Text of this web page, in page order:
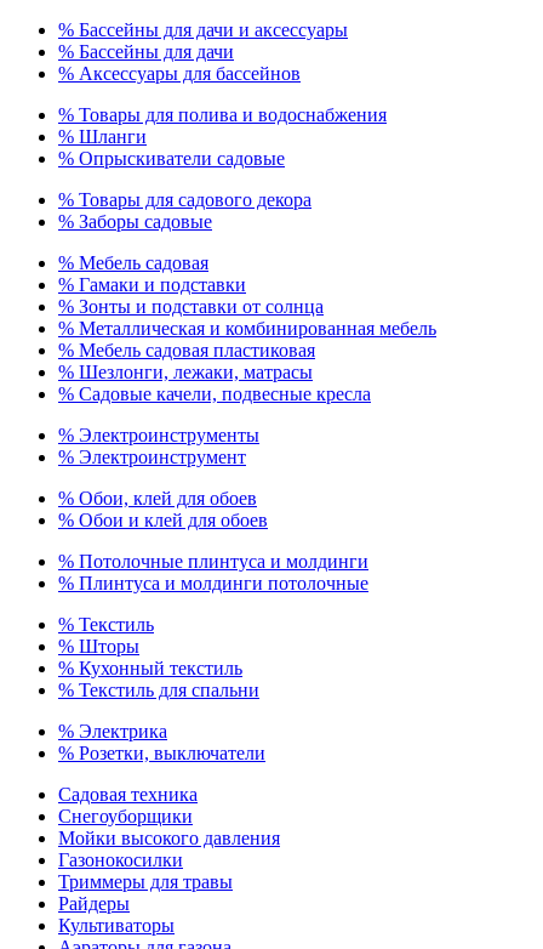
% Бассейны для дачи и аксессуары
% Бассейны для дачи
% Аксессуары для бассейнов
% Товары для полива и водоснабжения
% Шланги
% Опрыскиватели садовые
% Товары для садового декора
% Заборы садовые
% Мебель садовая
% Гамаки и подставки
% Зонты и подставки от солнца
% Металлическая и комбинированная мебель
% Мебель садовая пластиковая
% Шезлонги, лежаки, матрасы
% Садовые качели, подвесные кресла
% Электроинструменты
% Электроинструмент
% Обои, клей для обоев
% Обои и клей для обоев
% Потолочные плинтуса и молдинги
% Плинтуса и молдинги потолочные
% Текстиль
% Шторы
% Кухонный текстиль
% Текстиль для спальни
% Электрика
% Розетки, выключатели
Садовая техника
Снегоуборщики
Мойки высокого давления
Газонокосилки
Триммеры для травы
Райдеры
Культиваторы